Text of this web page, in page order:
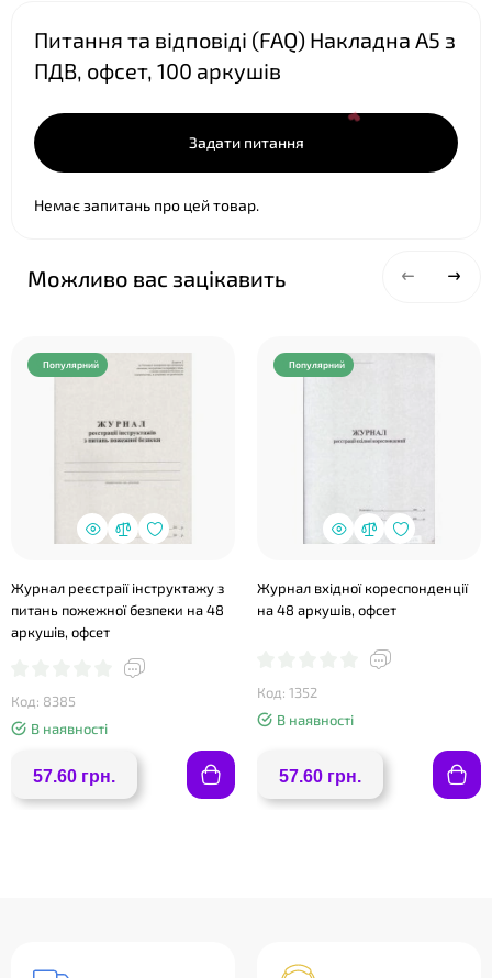
Питання та відповіді (FAQ) Накладна А5 з
ПДВ, офсет, 100 аркушів
Задати питання
Немає запитань про цей товар.
Можливо вас зацікавить
Популярний
Журнал реєстраії інструктажу з
питань пожежної безпеки на 48
аркушів, офсет
Код: 8385
В наявності
57.60 грн.
Популярний
Журнал вхідної кореспонденції
на 48 аркушів, офсет
Код: 1352
В наявності
57.60 грн.